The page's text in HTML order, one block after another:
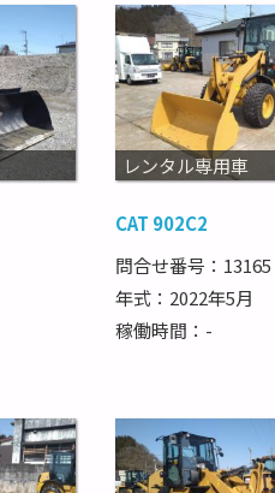
レンタル専用車
CAT 902C2
問合せ番号：13165
年式：2022年5月
稼働時間：-